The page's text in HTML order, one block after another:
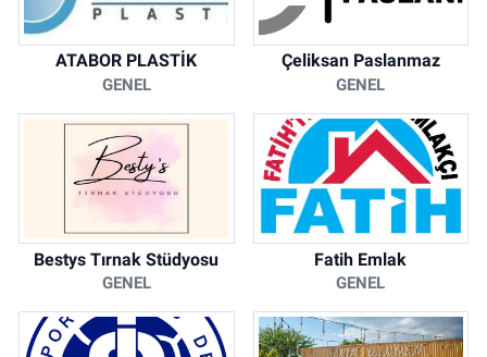
ATABOR PLASTİK
GENEL
Çeliksan Paslanmaz
GENEL
Bestys Tırnak Stüdyosu
GENEL
Fatih Emlak
GENEL